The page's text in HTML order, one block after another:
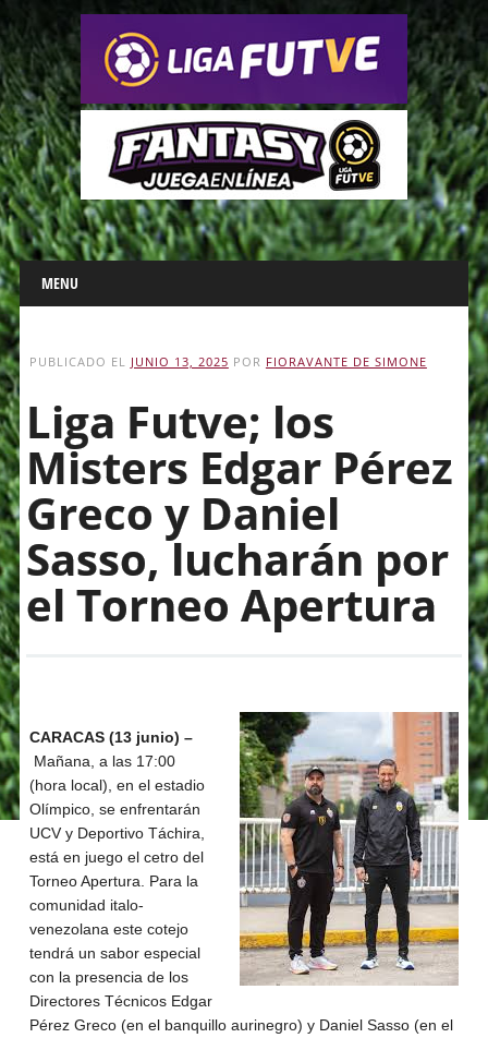
Main menu
Skip
to
content
MENU
PUBLICADO EL JUNIO 13, 2025 POR FIORAVANTE DE SIMONE
Liga Futve; los
Misters Edgar Pérez
Greco y Daniel
Sasso, lucharán por
el Torneo Apertura
CARACAS (13 junio) –
Mañana, a las 17:00
(hora local), en el estadio
Olímpico, se enfrentarán
UCV y Deportivo Táchira,
está en juego el cetro del
Torneo Apertura. Para la
comunidad italo-
venezolana este cotejo
tendrá un sabor especial
con la presencia de los
Directores Técnicos Edgar
Pérez Greco (en el banquillo aurinegro) y Daniel Sasso (en el